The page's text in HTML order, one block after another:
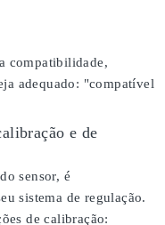
compatibilidade,
adequado: "compatível
e de
sensor, é
sistema de regulação.
de calibração: